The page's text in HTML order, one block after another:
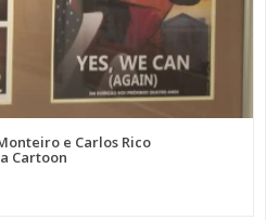
e Carlos Rico
Cartoon